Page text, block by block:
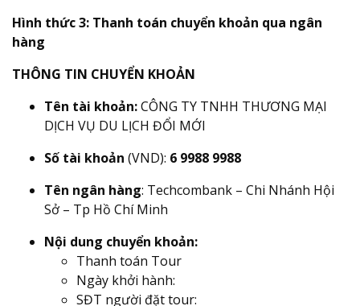
Hình thức 3: Thanh toán chuyển khoản qua ngân
hàng
THÔNG TIN CHUYỂN KHOẢN
Tên tài khoản:CÔNG TY TNHH THƯƠNG MẠI
DỊCH VỤ DU LỊCH ĐỔI MỚI
Số tài khoản (VND): 6 9988 9988
Tên ngân hàng: Techcombank – Chi Nhánh Hội
Sở – Tp Hồ Chí Minh
Nội dung chuyển khoản:
Thanh toán Tour
Ngày khởi hành:
SĐT người đặt tour: